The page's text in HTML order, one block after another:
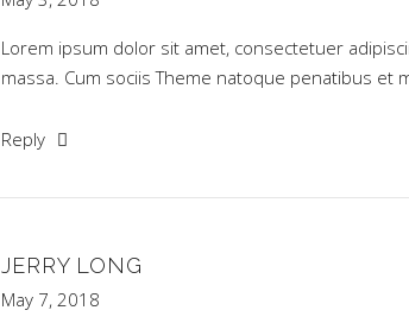
Lorem ipsum dolor sit amet, consectetuer
massa. Cum sociis Theme natoque penatibus
Reply
JERRY LONG
May 7, 2018